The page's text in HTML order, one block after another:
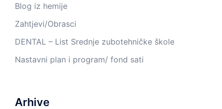
Blog iz hemije
Zahtjevi/Obrasci
DENTAL – List Srednje zubotehničke škole
Nastavni plan i program/ fond sati
Arhive